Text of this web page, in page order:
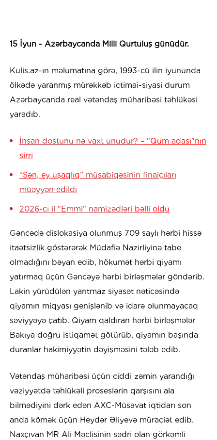
15 İyun - Azərbaycanda Milli Qurtuluş günüdür.
Kulis.az-ın məlumatına görə, 1993-cü ilin iyununda
ölkədə yaranmış mürəkkəb ictimai-siyasi durum
Azərbaycanda real vətəndaş müharibəsi təhlükəsi
yaradıb.
İnsan dostunu nə vaxt unudur? – "Qum adası"nın
sirri
“Sən, ey uşaqlıq” müsabiqəsinin finalçıları
müəyyən edildi
2026-cı il "Emmi" namizədləri bəlli oldu
Gəncədə dislokasiya olunmuş 709 saylı hərbi hissə
itaətsizlik göstərərək Müdafiə Nazirliyinə tabe
olmadığını bəyan edib, hökumət hərbi qiyamı
yatırmaq üçün Gəncəyə hərbi birləşmələr göndərib.
Lakin yürüdülən yarıtmaz siyasət nəticəsində
qiyamın miqyası genişlənib və idarə olunmayacaq
səviyyəyə çatıb. Qiyam qaldıran hərbi birləşmələr
Bakıya doğru istiqamət götürüb, qiyamın başında
duranlar hakimiyyətin dəyişməsini tələb edib.
Vətəndaş müharibəsi üçün ciddi zəmin yarandığı
vəziyyətdə təhlükəli proseslərin qarşısını ala
bilmədiyini dərk edən AXC-Müsavat iqtidarı son
anda kömək üçün Heydər Əliyevə müraciət edib.
Naxçıvan MR Ali Məclisinin sədri olan görkəmli